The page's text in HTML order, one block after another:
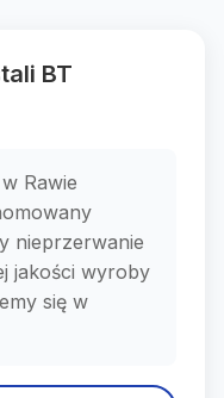
BT
Rawie
nieprzerwanie
jakości wyroby
się w